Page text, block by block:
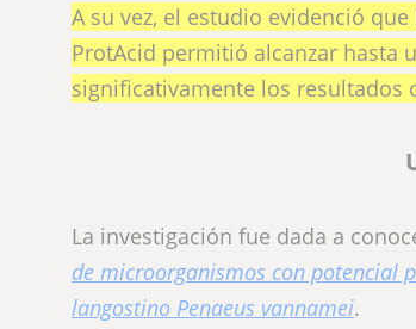
A su vez, el estudio evidenció
ProtAcid permitió alcanzar hasta
significativamente los
La investigación fue dada a
de microorganismos con potencial
langostino Penaeus vannamei.